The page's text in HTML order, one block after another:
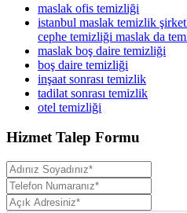
maslak ofis temizliği
istanbul maslak temizlik
cephe temizliği maslak da
maslak boş daire temizliği
boş daire temizliği
inşaat sonrası temizlik
tadilat sonrası temizlik
otel temizliği
Hizmet Talep Formu